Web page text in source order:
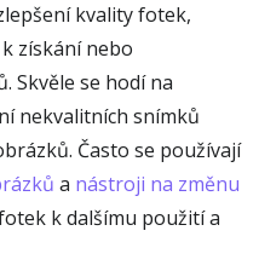
kvality fotek,
získání nebo
Skvěle se hodí na
nekvalitních snímků
Často se používají
a nástroji na změnu
k dalšímu použití a